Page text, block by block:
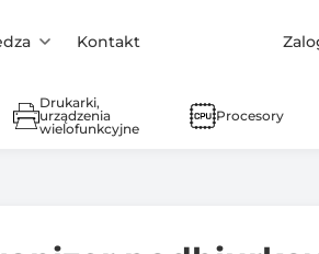
Kontakt
Drukarki,
urządzenia
wielofunkcyjne
Procesory